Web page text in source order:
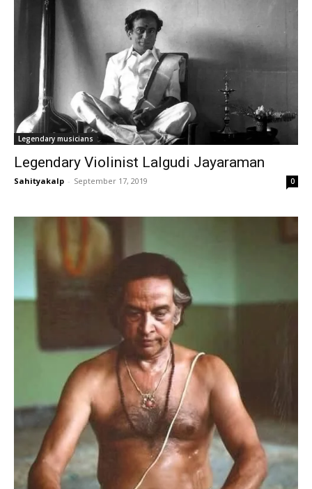
Legendary musicians
Legendary Violinist Lalgudi Jayaraman
Sahityakalp - September 17, 2019 0